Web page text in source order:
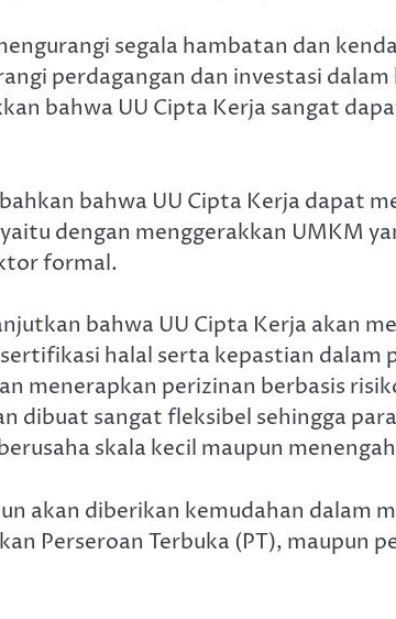
segala hambatan dan
perdagangan dan investasi
bahwa UU Cipta Kerja sangat
bahwa UU Cipta Kerja dapat
dengan menggerakkan UMKM
formal.
bahwa UU Cipta Kerja akan
halal serta kepastian dalam
menerapkan perizinan berbasis
dibuat sangat fleksibel sehingga
skala kecil maupun
akan diberikan kemudahan dalam
Perseroan Terbuka (PT), maupun